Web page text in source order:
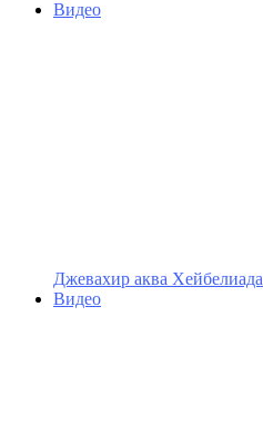
Видео
Джевахир аква Хейбелиада
Видео